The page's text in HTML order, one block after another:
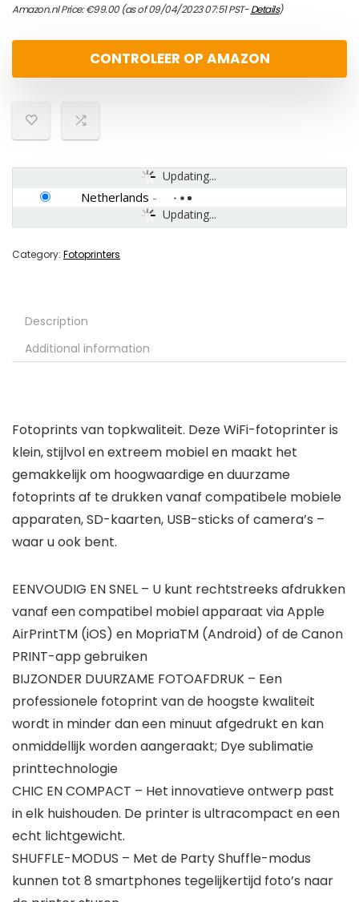
Amazon.nl Price:€99.00(as of 09/04/2023 07:51 PST-Details)
CONTROLEER OP AMAZON
Updating...
Updating...
Netherlands -
Category: Fotoprinters
Description
Additional information
Fotoprints van topkwaliteit. Deze WiFi-fotoprinter is
klein, stijlvol en extreem mobiel en maakt het
gemakkelijk om hoogwaardige en duurzame
fotoprints af te drukken vanaf compatibele mobiele
apparaten, SD-kaarten, USB-sticks of camera’s –
waar u ook bent.
EENVOUDIG EN SNEL – U kunt rechtstreeks afdrukken
vanaf een compatibel mobiel apparaat via Apple
AirPrintTM (iOS) en MopriaTM (Android) of de Canon
PRINT-app gebruiken
BIJZONDER DUURZAME FOTOAFDRUK – Een
professionele fotoprint van de hoogste kwaliteit
wordt in minder dan een minuut afgedrukt en kan
onmiddellijk worden aangeraakt; Dye sublimatie
printtechnologie
CHIC EN COMPACT – Het innovatieve ontwerp past
in elk huishouden. De printer is ultracompact en een
echt lichtgewicht.
SHUFFLE-MODUS – Met de Party Shuffle-modus
kunnen tot 8 smartphones tegelijkertijd foto’s naar